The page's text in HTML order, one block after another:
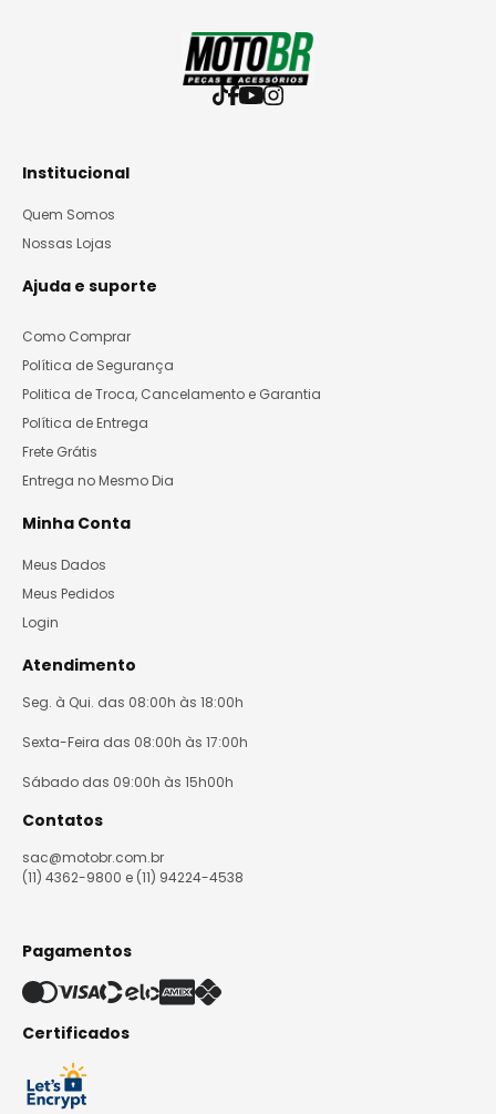
Institucional
Quem Somos
Nossas Lojas
Ajuda e suporte
Como Comprar
Política de Segurança
Politica de Troca, Cancelamento e Garantia
Política de Entrega
Frete Grátis
Entrega no Mesmo Dia
Minha Conta
Meus Dados
Meus Pedidos
Login
Atendimento
Seg. à Qui. das 08:00h às 18:00h
Sexta-Feira das 08:00h às 17:00h
Sábado das 09:00h às 15h00h
Contatos
sac@motobr.com.br
(11) 4362-9800 e (11) 94224-4538
Pagamentos
Certificados